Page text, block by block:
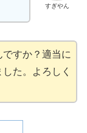
すぎやん
すか？適当に
た。よろしく